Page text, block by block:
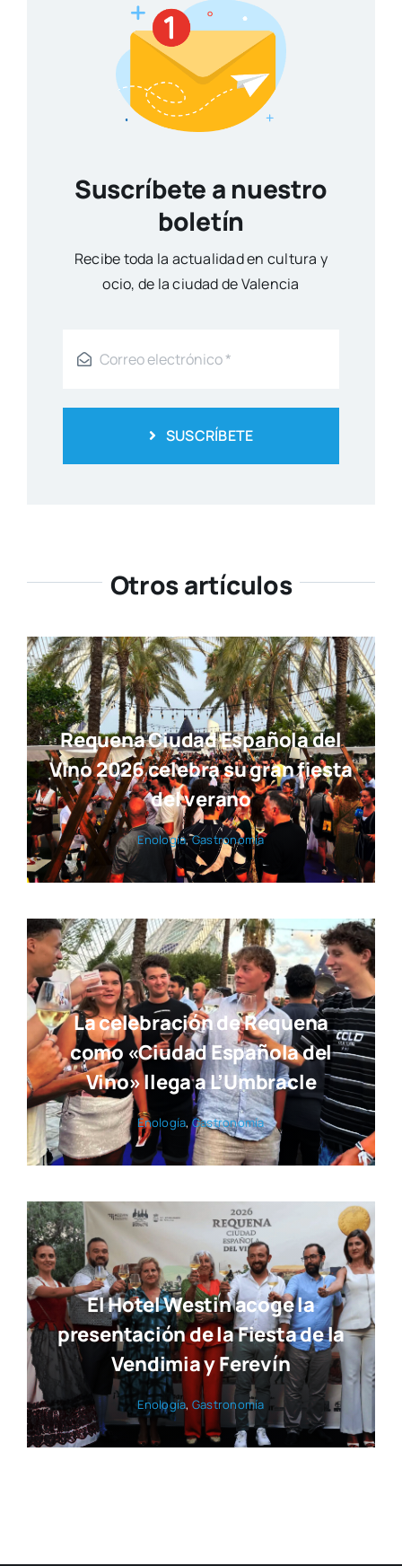
Suscríbete a nuestro
boletín
Reci­be toda la actua­li­dad en cul­tu­ra y
ocio, de la ciu­dad de Valen­cia
SUSCRÍBETE
Otros artículos
Requena Ciudad Española del
Vino 2026 celebra su gran fiesta
del verano
Eno­lo­gía,Gas­tro­no­mía
La celebración de Requena
como «Ciudad Española del
Vino» llega a L’Umbracle
Eno­lo­gía,Gas­tro­no­mía
El Hotel Westin acoge la
presentación de la Fiesta de la
Vendimia y Ferevín
Eno­lo­gía, Gas­tro­no­mía